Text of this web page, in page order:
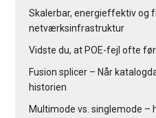
Skalerbar, energieffektiv og
netværksinfrastruktur
Vidste du, at POE-fejl ofte
Fusion splicer – Når
historien
Multimode vs. singlemode –